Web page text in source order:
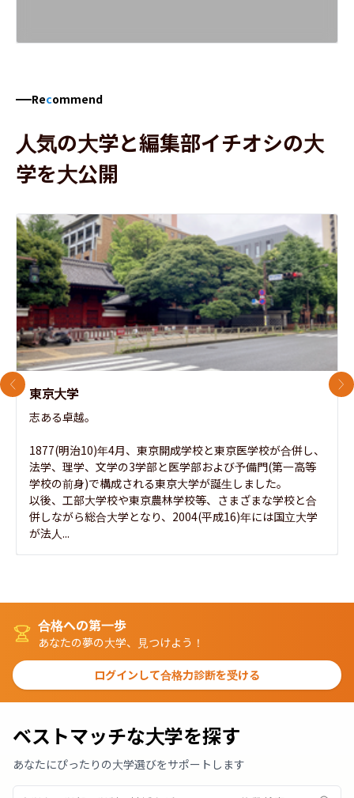
Recommend
人気の大学と編集部イチオシの大
学を大公開
東京大学
志ある卓越。
1877(明治10)年4月、東京開成学校と東京医学校が合併し、
法学、理学、文学の3学部と医学部および予備門(第一高等
学校の前身)で構成される東京大学が誕生しました。
以後、工部大学校や東京農林学校等、さまざまな学校と合
併しながら総合大学となり、2004(平成16)年には国立大学
が法人...
前のスライド 次
合格への第一歩
あなたの夢の大学、見つけよう！
ログインして合格力診断を受ける
ベストマッチな大学を探す
あなたにぴったりの大学選びをサポートします